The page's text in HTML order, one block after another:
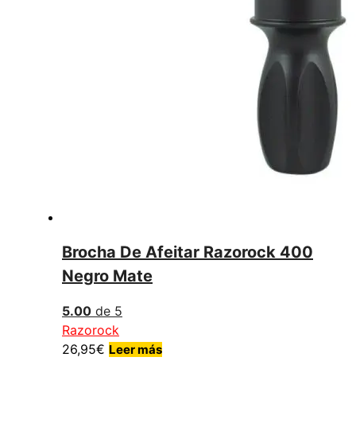
Brocha De Afeitar Razorock 400
Negro Mate
5.00 de 5
Razorock
26,95€ Leer más